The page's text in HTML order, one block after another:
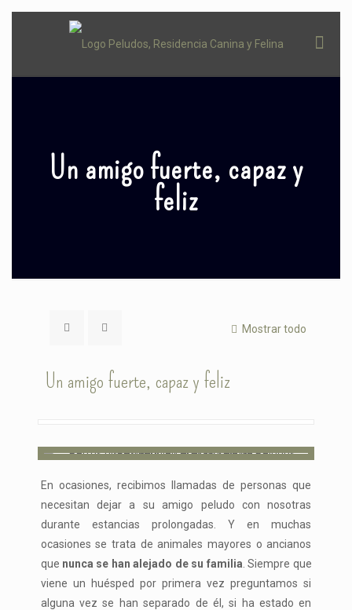
Un amigo fuerte, capaz y
feliz
Mostrar todo
Un amigo fuerte, capaz y feliz
En ocasiones, recibimos llamadas de personas que
necesitan dejar a su amigo peludo con nosotras
durante estancias prolongadas. Y en muchas
ocasiones se trata de animales mayores o ancianos
que nunca se han alejado de su familia . Siempre que
viene un huésped por primera vez preguntamos si
alguna vez se han separado de él, si ha estado en